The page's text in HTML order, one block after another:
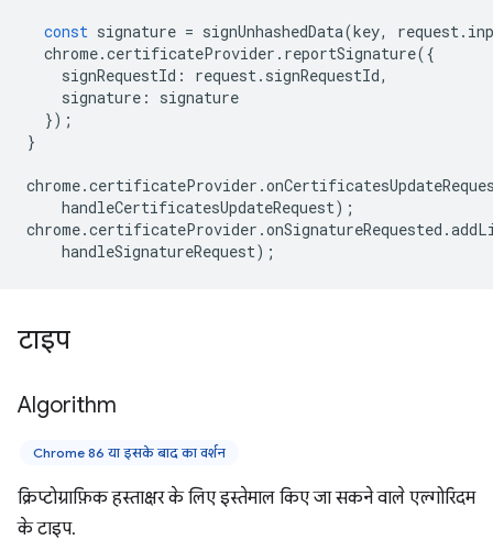
const signature = signUnhashedData(key, request.
chrome.certificateProvider . reportSignature({
signRequestId : request. signRequestId,
signature :
signature
});
}
chrome.certificateProvider .
handleCertificatesUpdateRequest);
chrome.certificateProvider .onSignatureRequested .
handleSignatureRequest);
टाइप
Algorithm
Chrome 86 या इसके बाद का वर्शन
क्रिप्टोग्राफ़िक हस्ताक्षर के लिए इस्तेमाल किए जा सकने वाले एल्गोरिदम
के टाइप.